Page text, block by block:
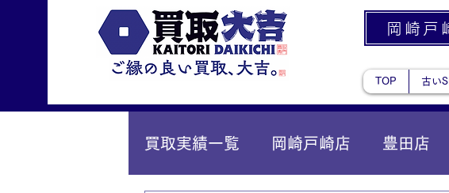
岡崎戸
TOP 古い
買取実績一覧 岡崎戸崎店 豊田店